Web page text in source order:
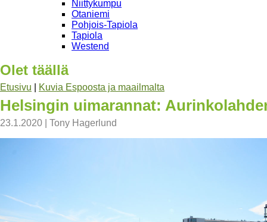
Niittykumpu
Otaniemi
Pohjois-Tapiola
Tapiola
Westend
Olet täällä
Etusivu Kuvia Espoosta ja maailmalta
Helsingin uimarannat:
23.1.2020 Tony Hagerlund